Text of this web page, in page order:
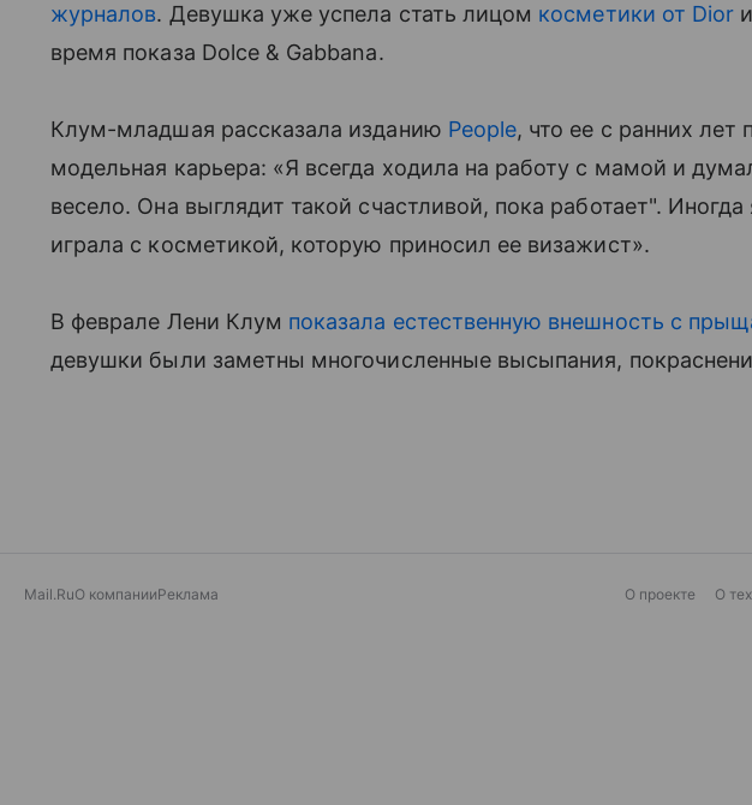
журналов. Девушка уже успела стать лицом косметики от Dior
время показа Dolce & Gabbana.
Клум-младшая рассказала изданию People, что ее с ранних лет
модельная карьера: «Я всегда ходила на работу с мамой и
весело. Она выглядит такой счастливой, пока работает".
играла с косметикой, которую приносил ее визажист».
В феврале Лени Клум показала естественную внешность с
девушки были заметны многочисленные высыпания,
Mail.RuО компанииРеклама О проекте О